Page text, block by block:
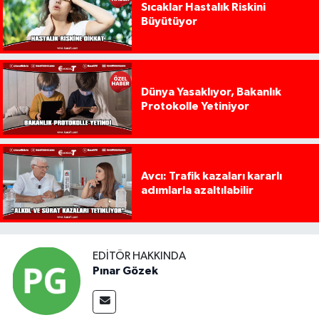
Sıcaklar Hastalık Riskini
Büyütüyor
Dünya Yasaklıyor, Bakanlık
Protokolle Yetiniyor
Avcı: Trafik kazaları kararlı
adımlarla azaltılabilir
EDITÖR HAKKINDA
Pınar Gözek